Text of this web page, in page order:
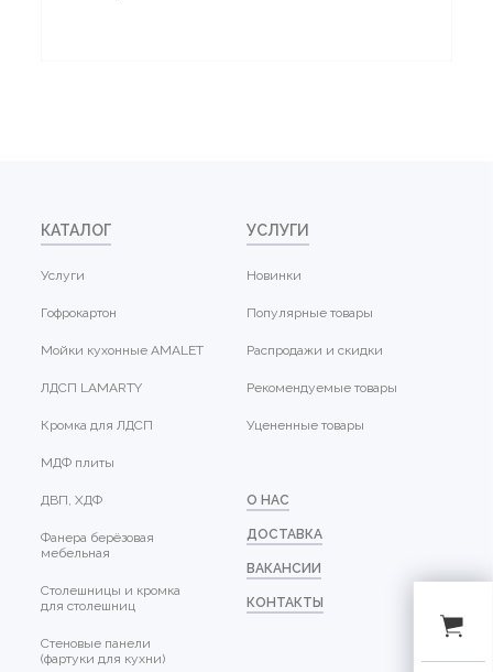
КАТАЛОГ
Услуги
Гофрокартон
Мойки кухонные AMALET
ЛДСП LAMARTY
Кромка для ЛДСП
МДФ плиты
ДВП, ХДФ
Фанера берёзовая
мебельная
Столешницы и кромка
для столешниц
Стеновые панели
(фартуки для кухни)
УСЛУГИ
Новинки
Популярные товары
Распродажи и скидки
Рекомендуемые товары
Уцененные товары
О НАС
ДОСТАВКА
ВАКАНСИИ
КОНТАКТЫ